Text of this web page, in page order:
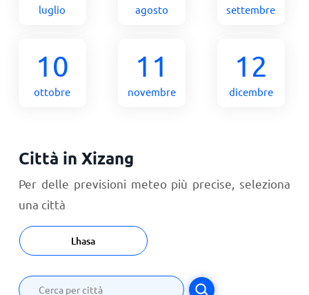
luglio agosto settembre
10
ottobre
11
novembre
12
dicembre
Città in Xizang
Per delle previsioni meteo più precise, seleziona
una città
Lhasa